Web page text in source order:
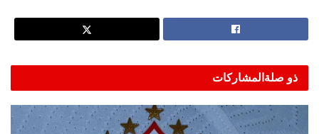
ذو صلةالمشاركات